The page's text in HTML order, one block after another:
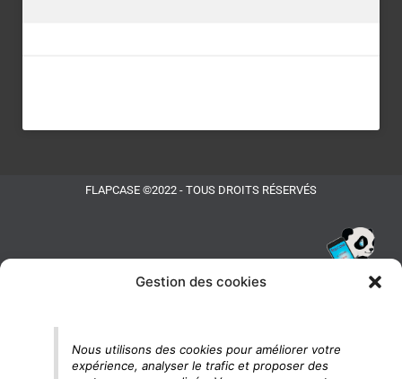
Gestion des cookies
Nous utilisons des cookies pour améliorer votre
expérience, analyser le trafic et proposer des
FLAPCASE ©2022 - TOUS DROITS RÉSERVÉS